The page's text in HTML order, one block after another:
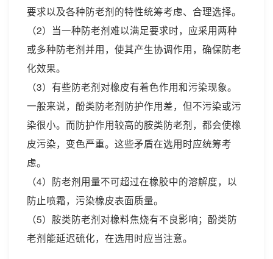
要求以及各种防老剂的特性统筹考虑、合理选择。
（2）当一种防老剂难以满足要求时，应采用两种
或多种防老剂并用，使其产生协调作用，确保防老
化效果。
（3）有些防老剂对橡皮有着色作用和污染现象。
一般来说，酚类防老剂防护作用差，但不污染或污
染很小。而防护作用较高的胺类防老剂，都会使橡
皮污染，变色严重。这些矛盾在选用时应统筹考
虑。
（4）防老剂用量不可超过在橡胶中的溶解度，以
防止喷霜，污染橡皮表面质量。
（5）胺类防老剂对橡料焦烧有不良影响；酚类防
老剂能延迟硫化，在选用时应当注意。